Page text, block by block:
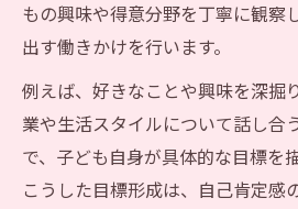
もの興味や得意分野を丁寧に観察
出す働きかけを行います。
例えば、好きなことや興味を深掘
業や生活スタイルについて話し合
で、子ども自身が具体的な目標を
こうした目標形成は、自己肯定感